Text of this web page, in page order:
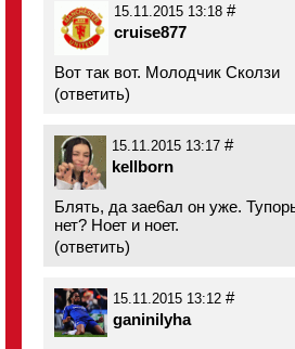
15.11.2015 13:18 #
cruise877
Вот так вот. Молодчик Сколзи
(ответить)
15.11.2015 13:17 #
kellborn
Блять, да зае6ал он уже.
нет? Ноет и ноет.
(ответить)
15.11.2015 13:12 #
ganinilyha